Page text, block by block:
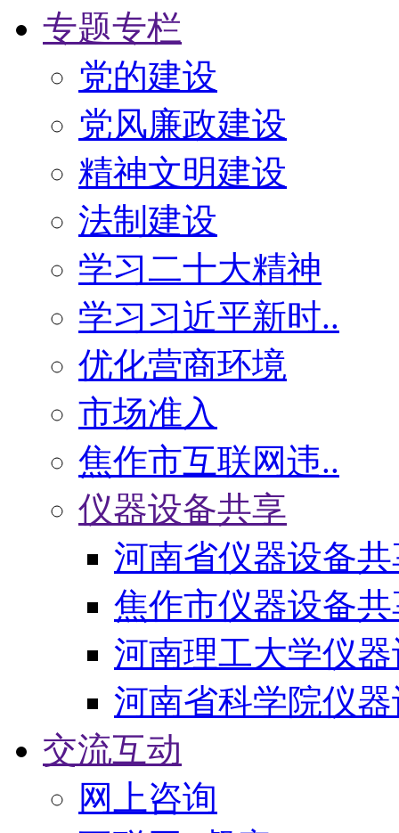
专题专栏
党的建设
党风廉政建设
精神文明建设
法制建设
学习二十大精神
学习习近平新时..
优化营商环境
市场准入
焦作市互联网违..
仪器设备共享
河南省仪器设备
焦作市仪器设备
河南理工大学仪
河南省科学院仪
交流互动
网上咨询